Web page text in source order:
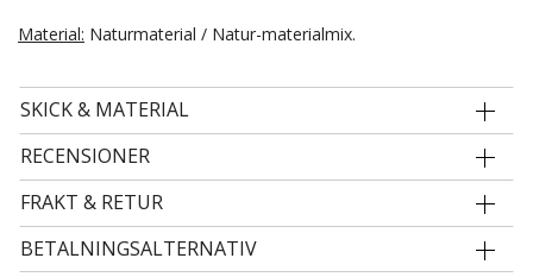
Material: Naturmaterial / Natur-materialmix.
SKICK & MATERIAL
RECENSIONER
FRAKT & RETUR
BETALNINGSALTERNATIV